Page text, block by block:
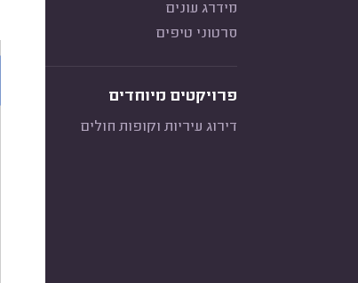
מידרג עונים
סרטוני טיפים
פרויקטים מיוחדים
דירוג עיריות וקופות חולים